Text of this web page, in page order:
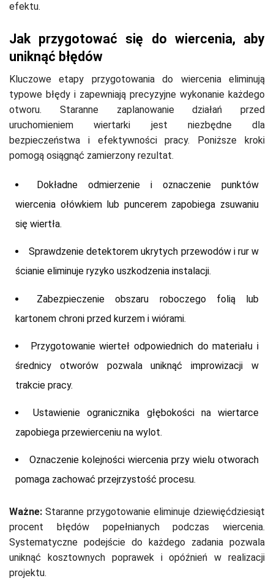
efektu.
Jak przygotować się do wiercenia, aby
uniknąć błędów
Kluczowe etapy przygotowania do wiercenia eliminują
typowe błędy i zapewniają precyzyjne wykonanie każdego
otworu. Staranne zaplanowanie działań przed
uruchomieniem wiertarki jest niezbędne dla
bezpieczeństwa i efektywności pracy. Poniższe kroki
pomogą osiągnąć zamierzony rezultat.
Dokładne odmierzenie i oznaczenie punktów
wiercenia ołówkiem lub puncerem zapobiega zsuwaniu
się wiertła.
Sprawdzenie detektorem ukrytych przewodów i rur w
ścianie eliminuje ryzyko uszkodzenia instalacji.
Zabezpieczenie obszaru roboczego folią lub
kartonem chroni przed kurzem i wiórami.
Przygotowanie wierteł odpowiednich do materiału i
średnicy otworów pozwala uniknąć improwizacji w
trakcie pracy.
Ustawienie ogranicznika głębokości na wiertarce
zapobiega przewierceniu na wylot.
Oznaczenie kolejności wiercenia przy wielu otworach
pomaga zachować przejrzystość procesu.
Ważne: Staranne przygotowanie eliminuje dziewięćdziesiąt
procent błędów popełnianych podczas wiercenia.
Systematyczne podejście do każdego zadania pozwala
uniknąć kosztownych poprawek i opóźnień w realizacji
projektu.